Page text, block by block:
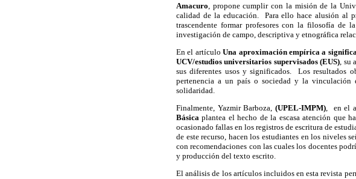
Amacuro , propone cumplir con la misión de la
calidad de la educación. Para ello hace alusión al
trascendente formar profesores con la filosofía de
investigación de campo, descriptiva y etnográfica
En el artículoUna aproximación empírica a
UCV/estudios universitarios supervisados (EUS) ,
sus diferentes usos y significados. Los resultados
pertenencia a un país o sociedad y la vinculación
solidaridad.
Finalmente, Yazmir Barboza,(UPEL-IMPM) , en el
Básica plantea el hecho de la escasa atención que
ocasionado fallas en los registros de escritura de
de este recurso, hacen los estudiantes en los niveles
con recomendaciones con las cuales los docentes
y producción del texto escrito.
El análisis de los artículos incluidos en esta revista